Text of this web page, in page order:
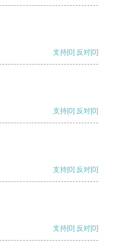
支持[0] 反对[0]
支持[0] 反对[0]
支持[0] 反对[0]
支持[0] 反对[0]